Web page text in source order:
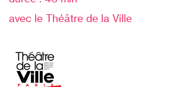
avec le Théâtre de la Ville